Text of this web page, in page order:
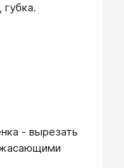
- вырезать